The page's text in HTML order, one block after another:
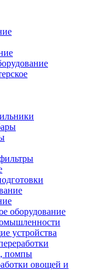
оборудование
устройства
помпы
овощей и